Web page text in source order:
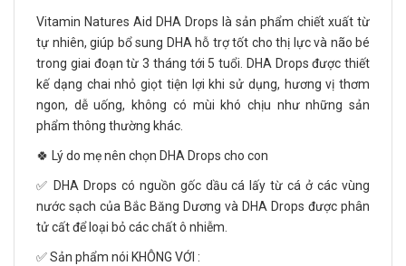
Vitamin Natures Aid DHA Drops là sản phẩm chiết xuất từ
tự nhiên, giúp bổ sung DHA hỗ trợ tốt cho thị lực và não bé
trong giai đoạn từ 3 tháng tới 5 tuổi. DHA Drops được thiết
kế dạng chai nhỏ giọt tiện lợi khi sử dụng, hương vị thơm
ngon, dễ uống, không có mùi khó chịu như những sản
phẩm thông thường khác.
🍀 Lý do mẹ nên chọn DHA Drops cho con
✅ DHA Drops có nguồn gốc dầu cá lấy từ cá ở các vùng
nước sạch của Bắc Băng Dương và DHA Drops được phân
tử cất để loại bỏ các chất ô nhiễm.
✅ Sản phẩm nói KHÔNG VỚI :